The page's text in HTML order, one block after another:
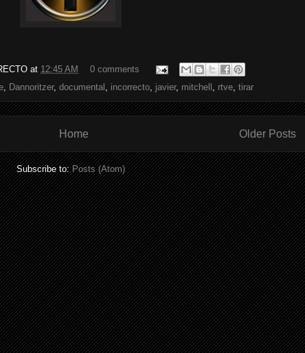
at 12:45 AM
0 comments
, Dannoritzer, documental , incorrecto, javier, mitchell , rtve, tirar
Older Posts
Home
Subscribe to:Posts (Atom)